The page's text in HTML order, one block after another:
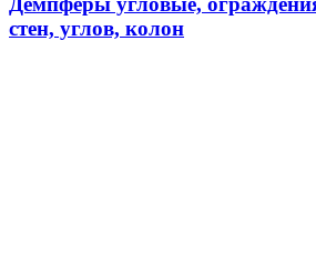
стен, углов, колон